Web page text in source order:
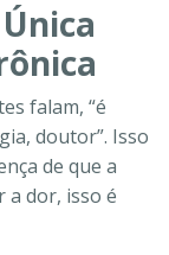
falam, “é
doutor”. Isso
de que a
a dor, isso é